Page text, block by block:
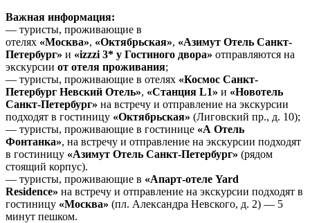
Важная информация:
— туристы, проживающие в
отелях «Москва», «Октябрьская», «Азимут Отель Санкт-
Петербург» и «izzzi 3* у Гостиного двора» отправляются на
экскурсии от отеля проживания;
— туристы, проживающие в отелях «Космос Санкт-
Петербург Невский Отель», «Станция L1» и «Новотель
Санкт-Петербург» на встречу и отправление на экскурсии
подходят в гостиницу «Октябрьская» (Лиговский пр., д. 10);
— туристы, проживающие в гостинице «А Отель
Фонтанка», на встречу и отправление на экскурсии подходят
в гостиницу «Азимут Отель Санкт-Петербург» (рядом
стоящий корпус).
— туристы, проживающие в «Апарт-отеле Yard
Residence» на встречу и отправление на экскурсии подходят в
гостиницу «Москва» (пл. Александра Невского, д. 2) — 5
минут пешком.